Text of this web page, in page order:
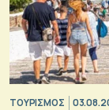
ΤΟΥΡΙΣΜΟΣ